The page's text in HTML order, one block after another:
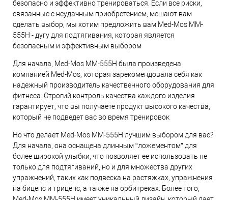
безопасно и эффективно тренироваться. Если все риски,
связанные с неудачным приобретением, мешают вам
сделать выбор, мы хотим предложить вам Med-Mos MM-
555Н - дугу для подтягивания, которая является
безопасным и эффективным выбором
Для начала, Med-Mos MM-555Н была произведена
компанией Med-Mos, которая зарекомендовала себя как
надежный производитель качественного оборудования для
фитнеса. Строгий контроль качества каждого изделия
гарантирует, что вы получаете продукт высокого качества,
который не подведет вас во время тренировок
Но что делает Med-Mos MM-555Н лучшим выбором для вас?
Для начала, она оснащена длинным “ложементом” для
более широкой улыбки, что позволяет ее использовать не
только для подтягиваний, но и для множества других
упражнений, таких как подвеска на растяжках, упражнения
на бицепс и трицепс, а также на орбитреках. Более того,